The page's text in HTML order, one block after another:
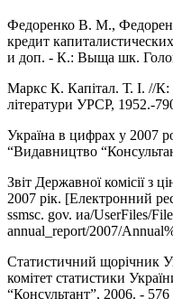
Федоренко В. М.,
кредит
и доп. - К.: Выща шк.
Маркс К. Капітал. Т. I. //К:
літератури УРСР, 1952.-
Україна в цифрах у 2007
“Видавництво
Звіт Державної комісії з
2007 рік. [Електронний
ssmsc. gov. иа/UserFiles/
annual_report/2007/
Статистичний щорічник
комітет статистики
“Консультант”, 2006. - 576